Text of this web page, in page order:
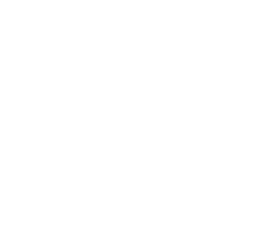
service possible, nous utilisons
selon la fréquentation.